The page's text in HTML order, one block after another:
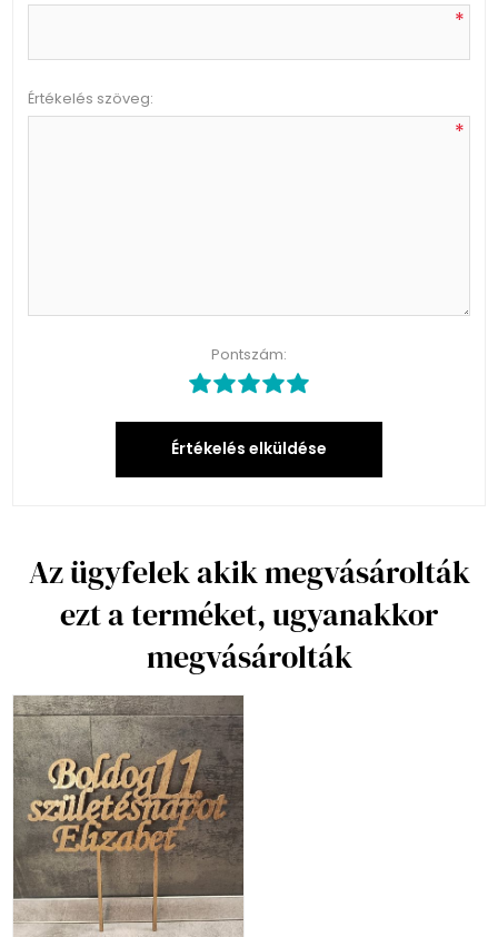
*
Értékelés szöveg:
*
Pontszám:
Értékelés elküldése
Az ügyfelek akik megvásárolták
ezt a terméket, ugyanakkor
megvásárolták